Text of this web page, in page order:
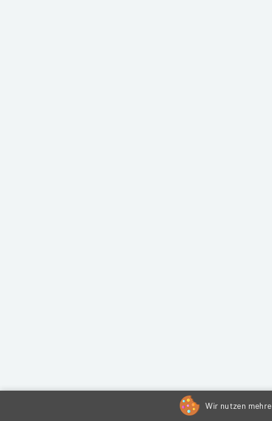
Wir nutzen